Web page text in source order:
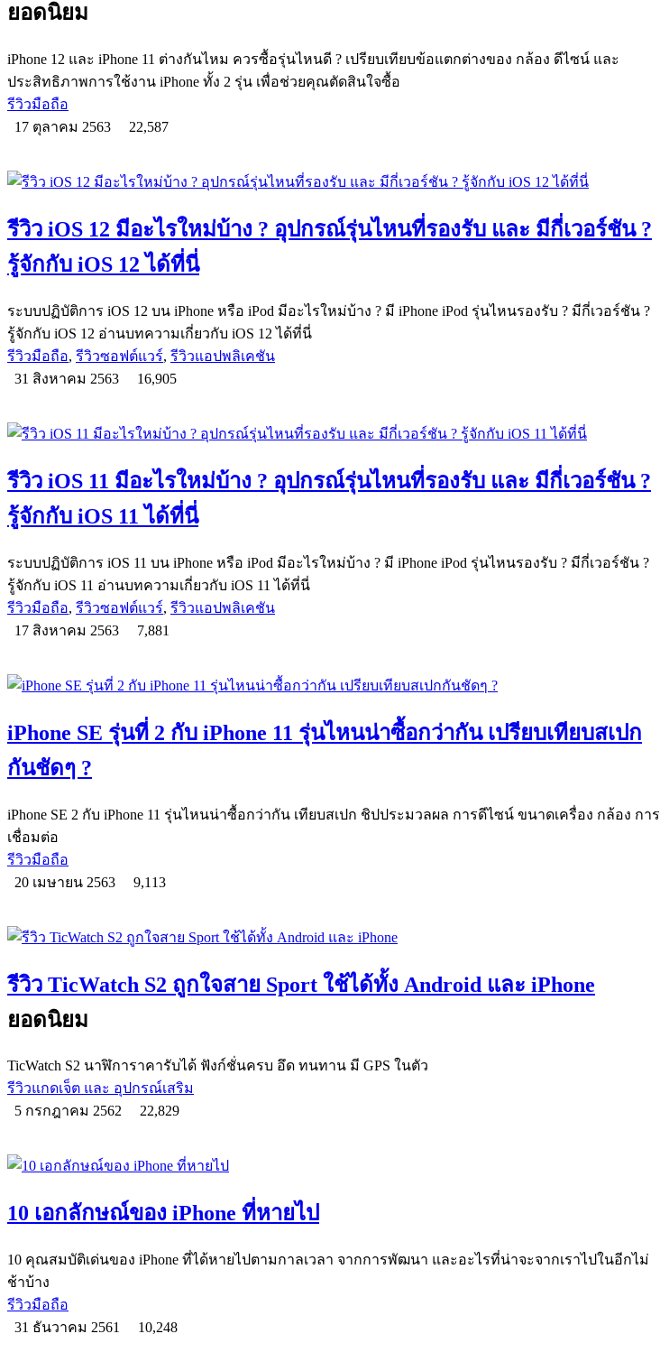
ยอดนิยม
iPhone 12 และ iPhone 11 ต่างกันไหม ควรซื้อรุ่นไหนดี ? เปรียบเทียบข้อแตกต่างของ กล้อง ดีไซน์ และ
ประสิทธิภาพการใช้งาน iPhone ทั้ง 2 รุ่น เพื่อช่วยคุณตัดสินใจซื้อ
รีวิวมือถือ
17 ตุลาคม 2563
22,587
รีวิว iOS 12 มีอะไรใหม่บ้าง ? อุปกรณ์รุ่นไหนที่รองรับ และ มีกี่เวอร์ชัน ?
รู้จักกับ iOS 12 ได้ที่นี่
ระบบปฏิบัติการ iOS 12 บน iPhone หรือ iPod มีอะไรใหม่บ้าง ? มี iPhone iPod รุ่นไหนรองรับ ? มีกี่เวอร์ชัน ?
รู้จักกับ iOS 12 อ่านบทความเกี่ยวกับ iOS 12 ได้ที่นี่
รีวิวมือถือ, รีวิวซอฟต์แวร์, รีวิวแอปพลิเคชัน
31 สิงหาคม 2563
16,905
รีวิว iOS 11 มีอะไรใหม่บ้าง ? อุปกรณ์รุ่นไหนที่รองรับ และ มีกี่เวอร์ชัน ?
รู้จักกับ iOS 11 ได้ที่นี่
ระบบปฏิบัติการ iOS 11 บน iPhone หรือ iPod มีอะไรใหม่บ้าง ? มี iPhone iPod รุ่นไหนรองรับ ? มีกี่เวอร์ชัน ?
รู้จักกับ iOS 11 อ่านบทความเกี่ยวกับ iOS 11 ได้ที่นี่
รีวิวมือถือ, รีวิวซอฟต์แวร์, รีวิวแอปพลิเคชัน
17 สิงหาคม 2563
7,881
iPhone SE รุ่นที่ 2 กับ iPhone 11 รุ่นไหนน่าซื้อกว่ากัน เปรียบเทียบสเปก
กันชัดๆ ?
iPhone SE 2 กับ iPhone 11 รุ่นไหนน่าซื้อกว่ากัน เทียบสเปก ชิปประมวลผล การดีไซน์ ขนาดเครื่อง กล้อง การ
เชื่อมต่อ
รีวิวมือถือ
20 เมษายน 2563
9,113
รีวิว TicWatch S2 ถูกใจสาย Sport ใช้ได้ทั้ง Android และ iPhone
ยอดนิยม
TicWatch S2 นาฬิการาคารับได้ ฟังก์ชั่นครบ อึด ทนทาน มี GPS ในตัว
รีวิวแกดเจ็ต และ อุปกรณ์เสริม
5 กรกฎาคม 2562
22,829
10 เอกลักษณ์ของ iPhone ที่หายไป
10 คุณสมบัติเด่นของ iPhone ที่ได้หายไปตามกาลเวลา จากการพัฒนา และอะไรที่น่าจะจากเราไปในอีกไม่
ช้าบ้าง
รีวิวมือถือ
31 ธันวาคม 2561
10,248